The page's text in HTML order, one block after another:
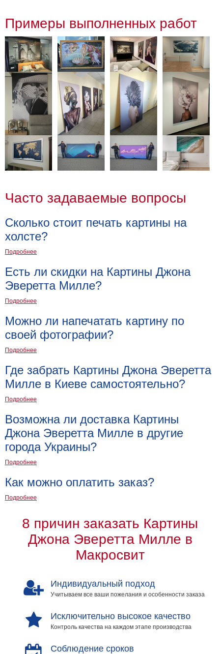
Примеры выполненных работ
Часто задаваемые вопросы
Сколько стоит печать картины на
холсте?
Подробнее
Есть ли скидки на Картины Джона
Эверетта Милле?
Подробнее
Можно ли напечатать картину по
своей фотографии?
Подробнее
Где забрать Картины Джона Эверетта
Милле в Киеве самостоятельно?
Подробнее
Возможна ли доставка Картины
Джона Эверетта Милле в другие
города Украины?
Подробнее
Как можно оплатить заказ?
Подробнее
8 причин заказать Картины
Джона Эверетта Милле в
Макросвит
Индивидуальный подход
Учитываем все ваши пожелания и особенности заказа
Исключительно высокое качество
Контроль качества на каждом этапе производства
Соблюдение сроков